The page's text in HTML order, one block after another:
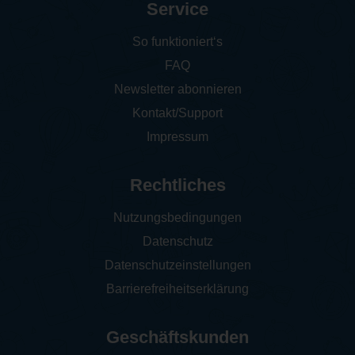
Service
So funktioniert‘s
FAQ
Newsletter abonnieren
Kontakt/Support
Impressum
Rechtliches
Nutzungsbedingungen
Datenschutz
Datenschutzeinstellungen
Barrierefreiheitserklärung
Geschäftskunden